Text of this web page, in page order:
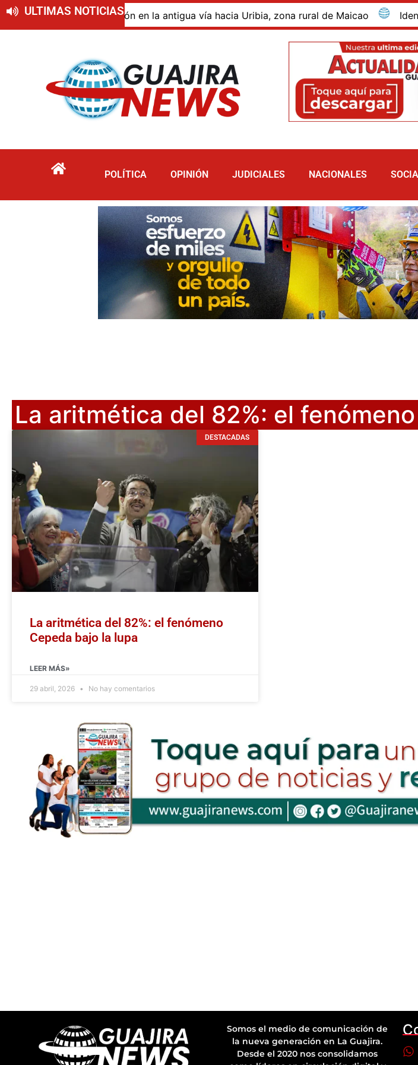
ULTIMAS NOTICIAS
de descomposición en la antigua vía hacia Uribia, zona rural de Maicao Identifican
POLÍTICA OPINIÓN JUDICIALES NACIONALES
La aritmética del 82%: el
DESTACADAS
La aritmética del 82%: el fenómeno
Cepeda bajo la lupa
LEER MÁS»
29 abril, 2026 No hay comentarios
Somos el medio de comunicación de
la nueva generación en La Guajira.
Desde el 2020 nos consolidamos